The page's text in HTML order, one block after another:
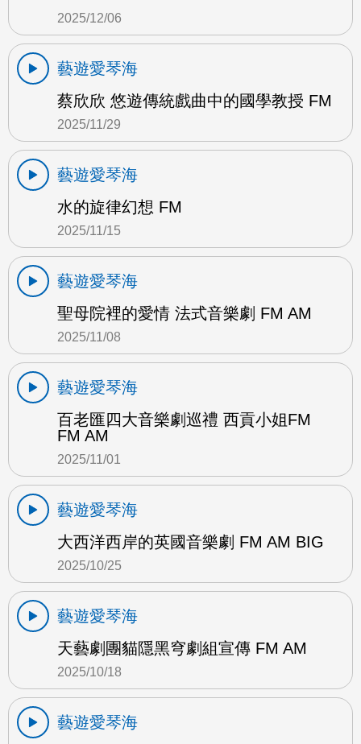
2025/12/06
藝遊愛琴海
蔡欣欣 悠遊傳統戲曲中的國學教授 FM
2025/11/29
藝遊愛琴海
水的旋律幻想 FM
2025/11/15
藝遊愛琴海
聖母院裡的愛情 法式音樂劇 FM AM
2025/11/08
藝遊愛琴海
百老匯四大音樂劇巡禮 西貢小姐FM
FM AM
2025/11/01
藝遊愛琴海
大西洋西岸的英國音樂劇 FM AM BIG
2025/10/25
藝遊愛琴海
天藝劇團貓隱黑穹劇組宣傳 FM AM
2025/10/18
藝遊愛琴海